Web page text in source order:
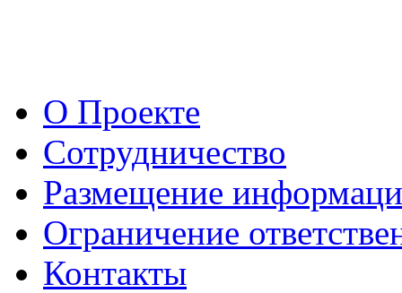
О Проекте
Сотрудничество
Размещение
Ограничение
Контакты